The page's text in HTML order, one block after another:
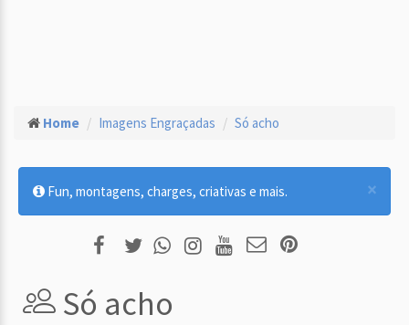
Home Imagens Engraçadas Só acho
×
Fun, montagens, charges, criativas e mais.
Só acho